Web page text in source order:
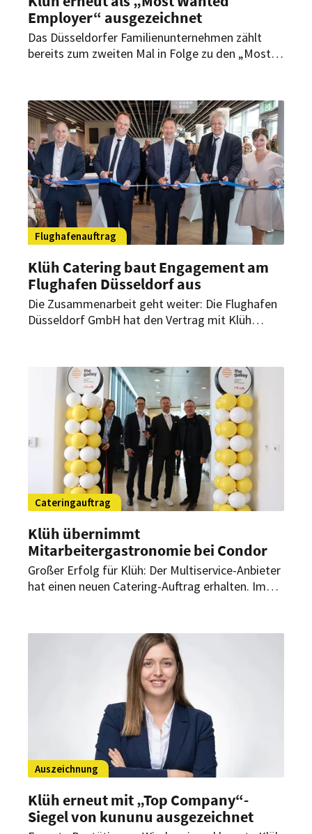
Employer“ ausgezeichnet
Das Düsseldorfer Familienunternehmen zählt
bereits zum zweiten Mal in Folge zu den „Most
5,4 Millionen Einschätzungen.
Flughafenauftrag
Klüh Catering baut Engagement am
Flughafen Düsseldorf aus
Die Zusammenarbeit geht weiter: Die Flughafen
Düsseldorf GmbH hat den Vertrag mit Klüh
Bewirtschaftung der Lounges am größten
Flughafen Nordrhein-Westfalens verantwortlich.
Cateringauftrag
Klüh übernimmt
Mitarbeitergastronomie bei Condor
Großer Erfolg für Klüh: Der Multiservice-Anbieter
hat einen neuen Catering-Auftrag erhalten. Im
neuen Headquarter der bekannten deutschen
Auszeichnung
Klüh erneut mit „Top Company“-
Siegel von kununu ausgezeichnet